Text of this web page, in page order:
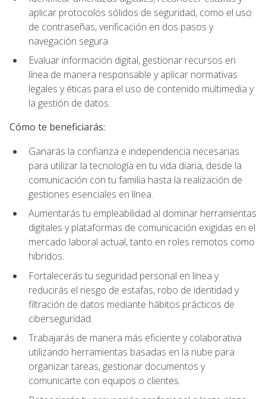
aplicar protocolos sólidos de seguridad, como el uso
de contraseñas, verificación en dos pasos y
navegación segura.
Evaluar información digital, gestionar recursos en
línea de manera responsable y aplicar normativas
legales y éticas para el uso de contenido multimedia y
la gestión de datos.
Cómo te beneficiarás:
Ganarás la confianza e independencia necesarias
para utilizar la tecnología en tu vida diaria, desde la
comunicación con tu familia hasta la realización de
gestiones esenciales en línea.
Aumentarás tu empleabilidad al dominar herramientas
digitales y plataformas de comunicación exigidas en el
mercado laboral actual, tanto en roles remotos como
híbridos.
Fortalecerás tu seguridad personal en línea y
reducirás el riesgo de estafas, robo de identidad y
filtración de datos mediante hábitos prácticos de
ciberseguridad.
Trabajarás de manera más eficiente y colaborativa
utilizando herramientas basadas en la nube para
organizar tareas, gestionar documentos y
comunicarte con equipos o clientes.